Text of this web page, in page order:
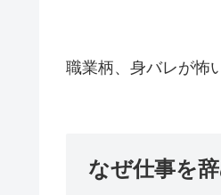
職業柄、身バレが怖
なぜ仕事を